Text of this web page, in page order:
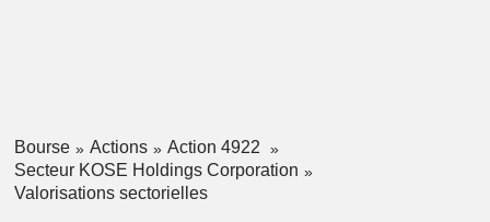
Bourse Actions
Action 4922
Secteur KOSE Holdings Corporation
Valorisations sectorielles